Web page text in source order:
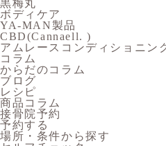
黒梅丸
ボディケア
YA-MAN製品
CBD(Cannaell. )
アムレースコンディショニン
コラム
からだのコラム
ブログ
レシピ
商品コラム
接骨院予約
予約する
場所・条件から探す